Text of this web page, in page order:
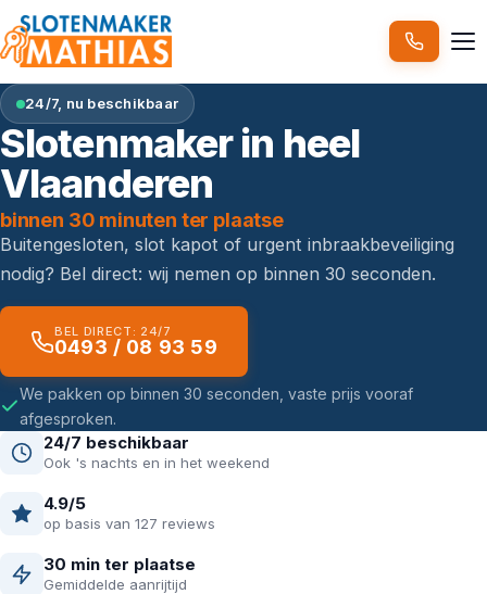
24/7, nu beschikbaar
Slotenmaker in heel
Vlaanderen
binnen 30 minuten ter plaatse
Buitengesloten, slot kapot of urgent inbraakbeveiliging
nodig? Bel direct: wij nemen op binnen 30 seconden.
BEL DIRECT: 24/7
0493 / 08 93 59
We pakken op binnen 30 seconden, vaste prijs vooraf
afgesproken.
24/7 beschikbaar
Ook 's nachts en in het weekend
4.9/5
op basis van 127 reviews
30 min ter plaatse
Gemiddelde aanrijtijd